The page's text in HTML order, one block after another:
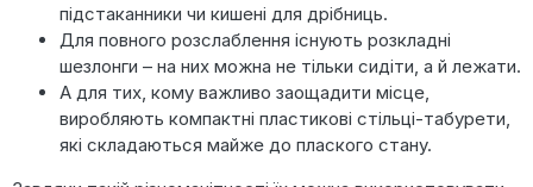
підстаканники чи кишені для дрібниць.
Для повного розслаблення існують розкладні
шезлонги – на них можна не тільки сидіти, а й лежати.
А для тих, кому важливо заощадити місце,
виробляють компактні пластикові стільці-табурети,
які складаються майже до плаского стану.